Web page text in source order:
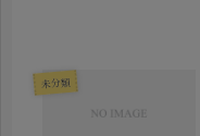
未分類